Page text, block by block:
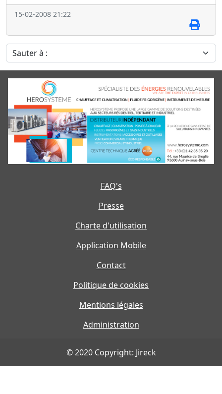
15-02-2008 21:22
Sauter à :
FAQ's
Presse
Charte d'utilisation
Application Mobile
Contact
Politique de cookies
Mentions légales
Administration
© 2020 Copyright: Jireck